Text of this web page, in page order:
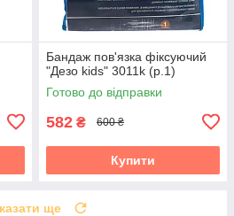
Бандаж пов'язка фіксуючий
"Дезо kids" 3011k (р.1)
Готово до відправки
582 ₴ 600 ₴
Купити
ще